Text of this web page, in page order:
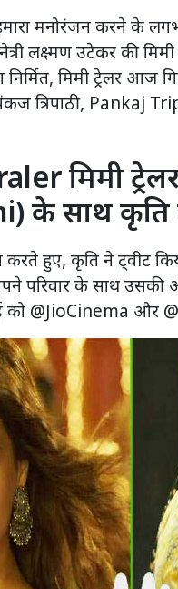
मनोरंजन करने के
लक्ष्मण उटेकर की
निर्मित, मिमी ट्रेलर
त्रिपाठी, Pankaj
मिमी ट्रेलर:
के साथ
करते हुए, कृति ने ट्वीट
परिवार के साथ उसकी
@JioCinema और